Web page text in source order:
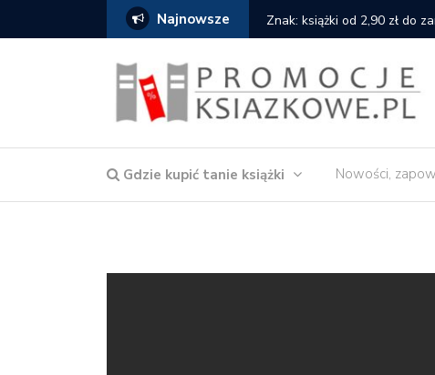
Najnowsze Znak: książki od 2,90 zł do
Gdzie kupić tanie książki Nowości,